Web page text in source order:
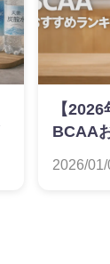
【
BCAA
2026/01/